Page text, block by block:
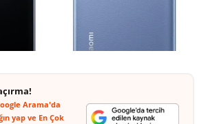
Arama'da
yap ve En Çok